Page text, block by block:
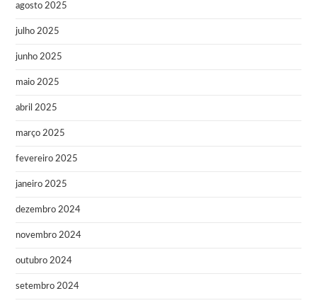
agosto 2025
julho 2025
junho 2025
maio 2025
abril 2025
março 2025
fevereiro 2025
janeiro 2025
dezembro 2024
novembro 2024
outubro 2024
setembro 2024